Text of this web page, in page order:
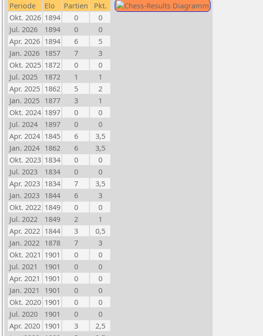
Periode Elo Partien
Pkt.
Okt. 2026 1894 0
0
Jul. 2026
1894 0
0
Apr. 2026 1894 6
5
Jan. 2026 1857 7
3
Okt. 2025 1872 0
0
Jul. 2025
1872 1
1
Apr. 2025 1862 5
2
Jan. 2025 1877 3
1
Okt. 2024 1897 0
0
Jul. 2024
1897 0
0
Apr. 2024 1845 6
3,5
Jan. 2024 1862 6
3,5
Okt. 2023 1834 0
0
Jul. 2023
1834 0
0
Apr. 2023 1834 7
3,5
Jan. 2023 1844 6
3
Okt. 2022 1849 0
0
Jul. 2022
1849 2
1
Apr. 2022 1844 3
0,5
Jan. 2022 1878 7
3
Okt. 2021 1901 0
0
Jul. 2021
1901 0
0
Apr. 2021 1901 0
0
Jan. 2021
1901 0
0
Okt. 2020 1901 0
0
Jul. 2020
1901 0
0
Apr. 2020 1901 3
2,5